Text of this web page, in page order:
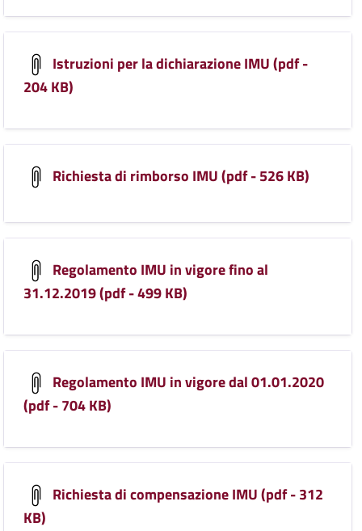
Istruzioni per la dichiarazione IMU (pdf -
204 KB)
Richiesta di rimborso IMU (pdf - 526 KB)
Regolamento IMU in vigore fino al
31.12.2019 (pdf - 499 KB)
Regolamento IMU in vigore dal 01.01.2020
(pdf - 704 KB)
Richiesta di compensazione IMU (pdf - 312
KB)